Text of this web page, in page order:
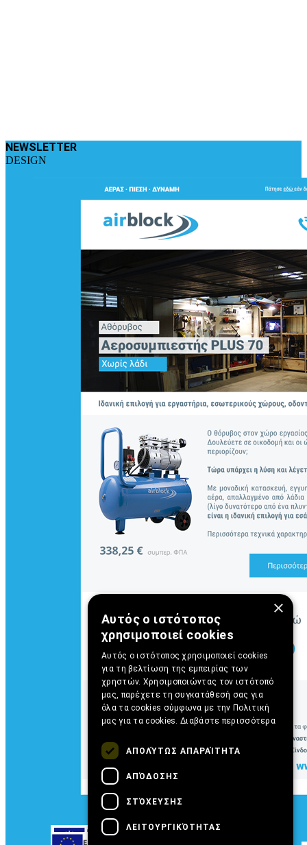
NEWSLETTER
DESIGN
×
Αυτός ο ιστότοπος
χρησιμοποιεί cookies
Αυτός ο ιστότοπος χρησιμοποιεί cookies
για τη βελτίωση της εμπειρίας των
χρηστών. Χρησιμοποιώντας τον ιστότοπό
μας, παρέχετε τη συγκατάθεσή σας για
όλα τα cookies σύμφωνα με την Πολιτική
μας για τα cookies. Διαβάστε περισσότερα
ΑΠΟΛΎΤΩΣ ΑΠΑΡΑΊΤΗΤΑ
ΑΠΌΔΟΣΗΣ
ΣΤΌΧΕΥΣΗΣ
ΛΕΙΤΟΥΡΓΙΚΌΤΗΤΑΣ